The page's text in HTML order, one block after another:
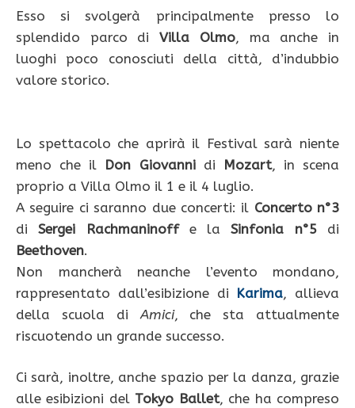
Esso si svolgerà principalmente presso lo
splendido parco diVilla Olmo, ma anche in
luoghi poco conosciuti della città, d’indubbio
valore storico.
Lo spettacolo che aprirà il Festival sarà niente
meno che il Don Giovannidi Mozart, in scena
proprio a Villa Olmo il 1 e il 4 luglio.
A seguire ci saranno due concerti: il Concerto n°3
diSergei Rachmaninoffe laSinfonia n°5di
Beethoven.
Non mancherà neanche l’evento mondano,
rappresentato dall’esibizione di Karima, allieva
della scuola diAmici, che sta attualmente
riscuotendo un grande successo.
Ci sarà, inoltre, anche spazio per la danza, grazie
alle esibizioni del Tokyo Ballet, che ha compreso